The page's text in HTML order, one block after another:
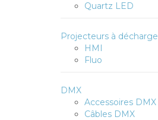
Quartz LED
Projecteurs à décharge
HMI
Fluo
DMX
Accessoires DMX
Câbles DMX